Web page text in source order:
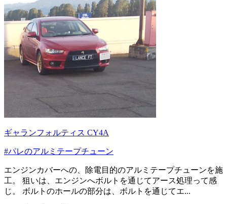
ギャランフォルティス CY4A
#パレのアルミテープチューン
エンジンカバーへの、除電目的のアルミテープチューンを施
工。 狙いは、エンジンへボルトを通じてアース処理って感
じ。 ボルトのホールの部分は、ボルトを通じてエ...